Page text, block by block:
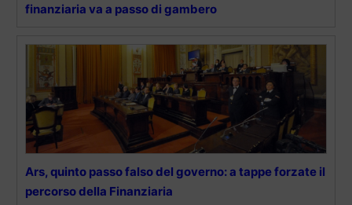
finanziaria va a passo di gambero
Ars, quinto passo falso del governo: a tappe forzate il
percorso della Finanziaria